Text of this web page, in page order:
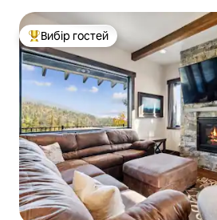
Топ вибір гостей
Вибір гостей